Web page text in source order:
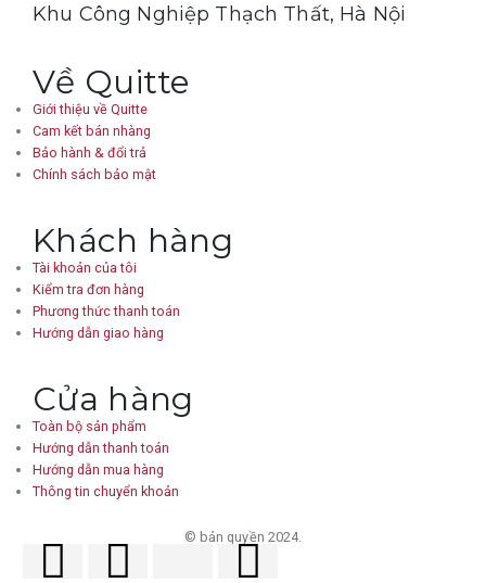
Khu Công Nghiệp Thạch Thất, Hà Nội
Về Quitte
Giới thiệu về Quitte
Cam kết bán nhàng
Bảo hành & đổi trả
Chính sách bảo mật
Khách hàng
Tài khoản của tôi
Kiểm tra đơn hàng
Phương thức thanh toán
Hướng dẫn giao hàng
Cửa hàng
Toàn bộ sản phẩm
Hướng dẫn thanh toán
Hướng dẫn mua hàng
Thông tin chuyển khoản
© bản quyền 2024.